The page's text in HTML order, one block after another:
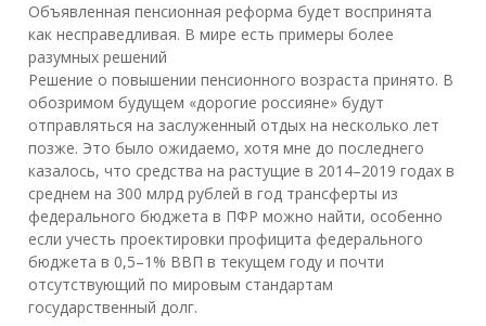
Объявленная пенсионная реформа будет воспринята
как несправедливая. В мире есть примеры более
разумных решений
Решение о повышении пенсионного возраста принято. В
обозримом будущем «дорогие россияне» будут
отправляться на заслуженный отдых на несколько лет
позже. Это было ожидаемо, хотя мне до последнего
казалось, что средства на растущие в 2014–2019 годах в
среднем на 300 млрд рублей в год трансферты из
федерального бюджета в ПФР можно найти, особенно
если учесть проектировки профицита федерального
бюджета в 0,5–1% ВВП в текущем году и почти
отсутствующий по мировым стандартам
государственный долг.